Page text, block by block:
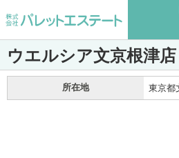
ウエルシア文京根津店
所在地 東京都